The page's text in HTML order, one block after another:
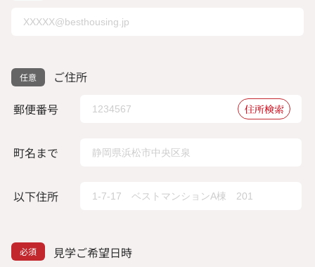
ご住所
郵便番号
住所検索
町名まで
以下住所
見学ご希望日時